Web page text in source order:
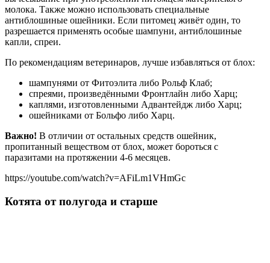
молока. Также можно использовать специальные
антиблошиные ошейники. Если питомец живёт один, то
разрешается применять особые шампуни, антиблошиные
капли, спреи.
По рекомендациям ветеринаров, лучше избавляться от блох:
шампунями от Фитоэлита либо Рольф Клаб;
спреями, произведёнными Фронтлайн либо Харц;
каплями, изготовленными Адвантейдж либо Харц;
ошейниками от Больфо либо Харц.
Важно! В отличии от остальных средств ошейник,
пропитанный веществом от блох, может бороться с
паразитами на протяжении 4-6 месяцев.
https://youtube.com/watch?v=AFiLm1VHmGc
Котята от полугода и старше